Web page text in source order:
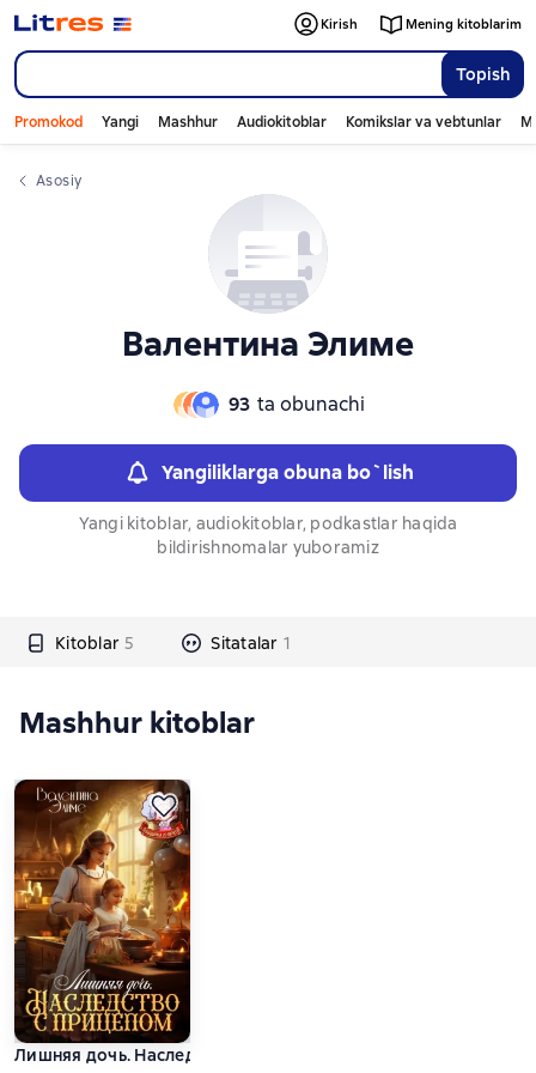
Topish
Kirish Mening kitoblarim
Promokod Yangi Mashhur Audiokitoblar Komikslar va vebtunlar
Asosiy
Валентина Элиме
93 ta obunachi
Yangiliklarga obuna bo`lish
Yangi kitoblar, audiokitoblar, podkastlar haqida
bildirishnomalar yuboramiz
Kitoblar 5 Sitatalar 1
Слайдер с книгами
Mashhur kitoblar
Лишняя дочь. Наследство с прицепом
Слайдер с книгами